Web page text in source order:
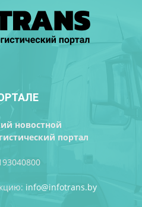
новостной
портал
info@infotrans.bу